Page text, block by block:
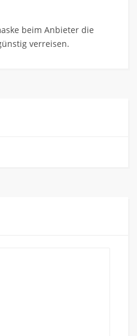
beim Anbieter die
verreisen.